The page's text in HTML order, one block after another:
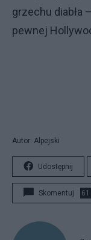
grzechu diabła
pewnej
Autor: Alpejski
Udostępnij
Skomentuj 61